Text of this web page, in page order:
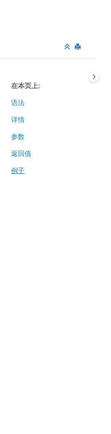
2020.01.05
在本页上
语法
详情
参数
返回值
例子